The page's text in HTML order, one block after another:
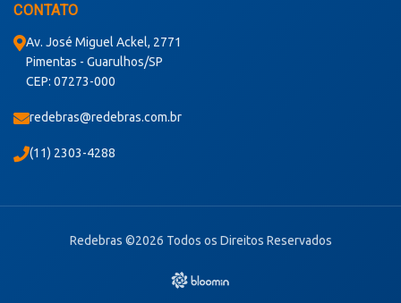
CONTATO
Av. José Miguel Ackel, 2771
Pimentas - Guarulhos/SP
CEP: 07273-000
redebras@redebras.com.br
(11) 2303-4288
Redebras ©2026 Todos os Direitos Reservados